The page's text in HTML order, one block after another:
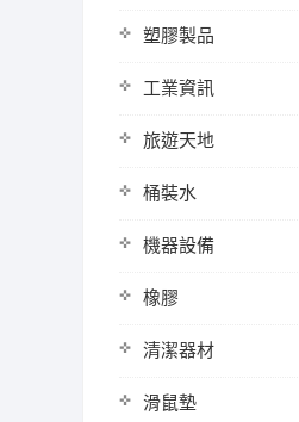
塑膠製品
工業資訊
旅遊天地
桶裝水
機器設備
橡膠
清潔器材
滑鼠墊